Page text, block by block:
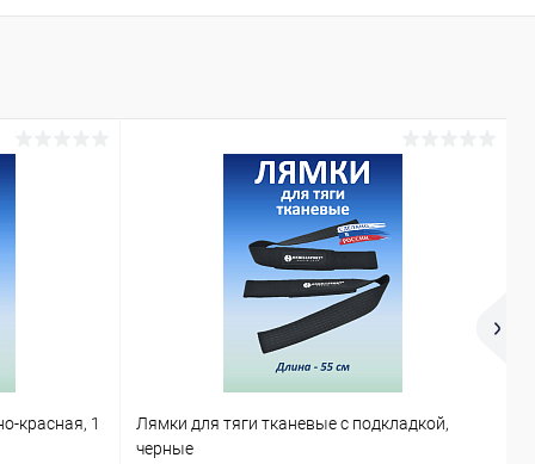
красная, 1
Лямки для тяги тканевые с подкладкой,
черные